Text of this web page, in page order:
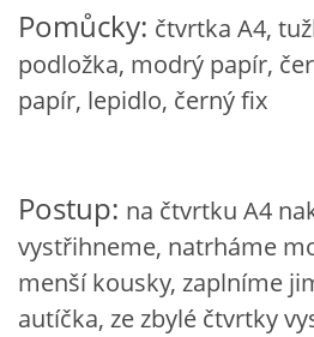
VÝTVARNÉ POMŮCKY
VÝTVARNÉ AKTIVITY - JARO
VÝTVARNÉ AKTIVITY - PODZIM
VÝTVARNÉ AKTIVITY - ZIMA
Pomůcky: čtvrtka A4,
podložka, modrý papír,
papír, lepidlo, černý fix
Postup: na čtvrtku A4
vystřihneme, natrháme
menší kousky, zaplníme
autíčka, ze zbylé čtvrtky